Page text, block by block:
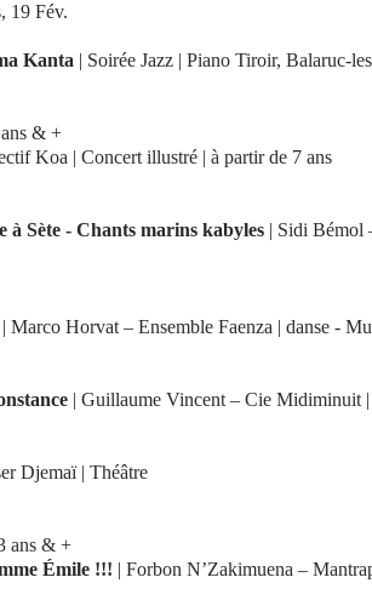
19 Fév.
Kanta | Soirée Jazz | Piano Tiroir, Balaruc-
& +
Koa | Concert illustré | à partir de 7 ans
à Sète - Chants marins kabyles | Sidi Bémol
| Marco Horvat – Ensemble Faenza | danse -
| Guillaume Vincent – Cie Midiminuit |
Djemaï | Théâtre
ans & +
Émile !!! | Forbon N’Zakimuena –